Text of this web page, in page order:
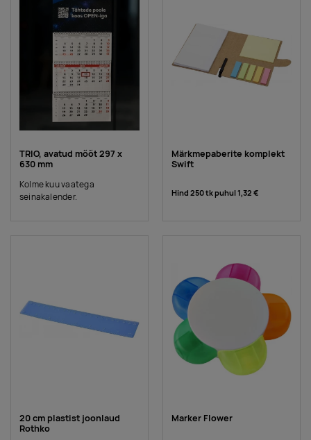
TRIO, avatud mõõt 297 x
630 mm
Kolme kuu vaatega
seinakalender.
Märkmepaberite komplekt
Swift
Hind 250 tk puhul1,32 €
20 cm plastist joonlaud
Rothko
Marker Flower